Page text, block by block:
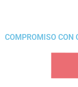
COMPROMISO CON